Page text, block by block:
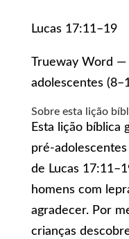
Lucas 17:11–19
Trueway Word —
adolescentes
Sobre esta lição
Esta lição bíblica
pré-
de Lucas
homens com
agradecer. Por
crianças